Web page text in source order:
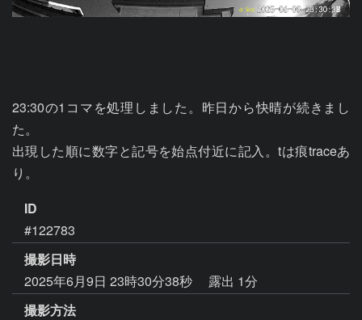
23:30の1コマを処理しました。昨日から快晴が続きまし
た。
出現した順に数字と記号を始点付近に記入。tは痕traceあ
り。
ID
#122783
撮影日時
2025年6月9日 23時30分38秒
露出 1分
撮影方法